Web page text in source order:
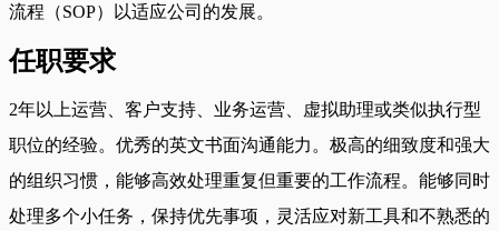
流程（SOP）以适应公司的发展。
任职要求
2年以上运营、客户支持、业务运营、虚拟助理或类似执行型
职位的经验。优秀的英文书面沟通能力。极高的细致度和强大
的组织习惯，能够高效处理重复但重要的工作流程。能够同时
处理多个小任务，保持优先事项，灵活应对新工具和不熟悉的